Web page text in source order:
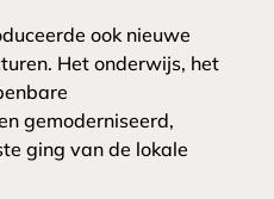
ook nieuwe
Het onderwijs, het
gemoderniseerd,
ging van de lokale